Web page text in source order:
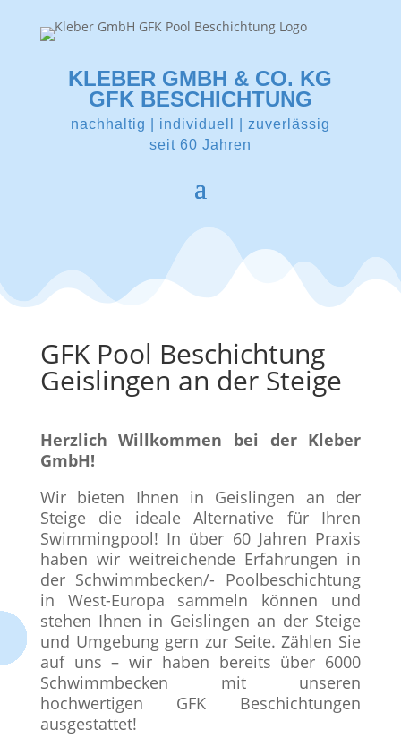
KLEBER GMBH & CO. KG
GFK BESCHICHTUNG
nachhaltig | individuell | zuverlässig
seit 60 Jahren
GFK Pool Beschichtung
Geislingen an der Steige
Herzlich Willkommen bei der Kleber
GmbH!
Wir bieten Ihnen in Geislingen an der
Steige die ideale Alternative für Ihren
Swimmingpool! In über 60 Jahren Praxis
haben wir weitreichende Erfahrungen in
der Schwimmbecken/- Poolbeschichtung
in West-Europa sammeln können und
stehen Ihnen in Geislingen an der Steige
und Umgebung gern zur Seite. Zählen Sie
auf uns – wir haben bereits über 6000
Schwimmbecken mit unseren
hochwertigen GFK Beschichtungen
ausgestattet!